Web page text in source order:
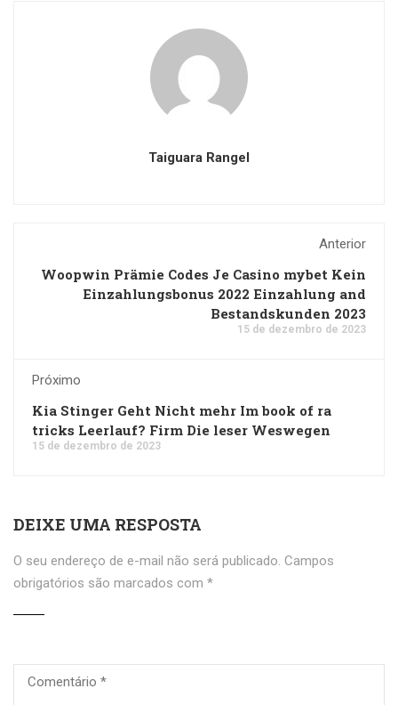
Taiguara Rangel
Anterior
Woopwin Prämie Codes Je Casino mybet Kein
Einzahlungsbonus 2022 Einzahlung and
Bestandskunden 2023
15 de dezembro de 2023
Próximo
Kia Stinger Geht Nicht mehr Im book of ra
tricks Leerlauf? Firm Die leser Weswegen
15 de dezembro de 2023
DEIXE UMA RESPOSTA
O seu endereço de e-mail não será publicado. Campos
obrigatórios são marcados com *